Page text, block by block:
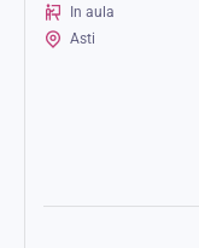
In aula
Asti